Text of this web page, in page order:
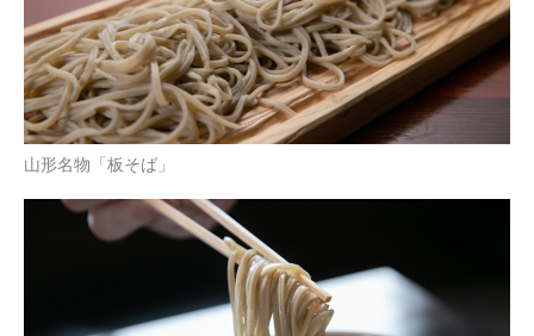
山形名物「板そば」